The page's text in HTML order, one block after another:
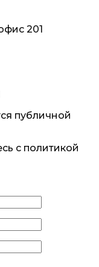
201
публичной
с политикой